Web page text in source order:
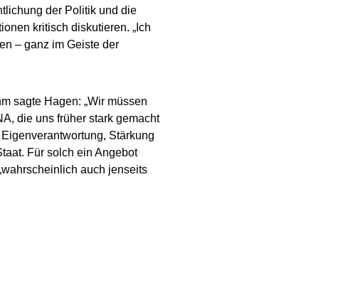
der Politik und die
kritisch diskutieren. „Ich
– ganz im Geiste der
sagte Hagen: „Wir müssen
die uns früher stark gemacht
Stärkung
Für solch ein Angebot
auch jenseits